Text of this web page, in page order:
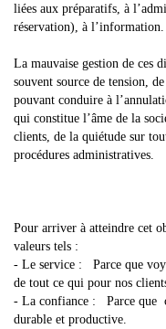
liées aux préparatifs, à
réservation), à l’information.
La mauvaise gestion de ces
souvent source de tension,
pouvant conduire à
qui constitue l’âme de la
clients, de la quiétude sur
procédures administratives.
Pour arriver à atteindre cet
valeurs tels :
- Le service : Parce que
de tout ce qui pour nos
- La confiance : Parce que
durable et productive.